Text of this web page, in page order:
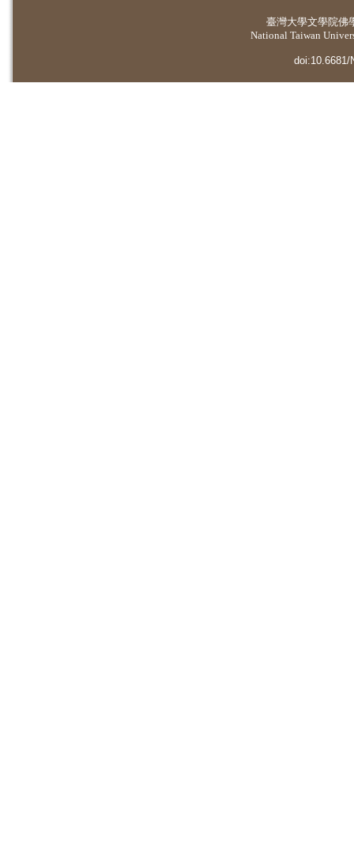
臺灣大學文學院佛
National Taiwan
doi:10.6681/